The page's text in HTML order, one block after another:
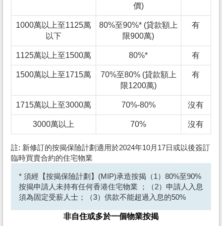
價)
1000萬以上至1125萬
以下
80%至90%* (貸款額上
限900萬)
有
1125萬以上至1500萬 80%* 有
1500萬以上至1715萬
70%至80% (貸款額上
限1200萬)
有
1715萬以上至3000萬 70%-80% 沒有
3000萬以上 70% 沒有
註: 新修訂的按揭保險計劃適用於2024年10月17日或以後簽訂
臨時買賣合約的住宅物業
* 須經【按揭保險計劃】(MIP)承造按揭（1）80%至90%
按揭申請人未持有任何香港住宅物業 ；（2）申請人入息
須為固定受薪人士；（3）供款不能超過入息的50%
非自住或多於一個物業按揭